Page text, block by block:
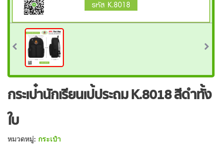
กระเป๋านักเรียนเป้ประถม K.8018 สีดำทั้ง
ใบ
หมวดหมู่: กระเป๋า